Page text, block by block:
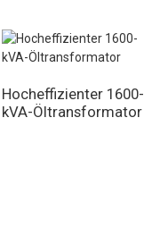
Hocheffizienter 1600-
kVA-Öltransformator